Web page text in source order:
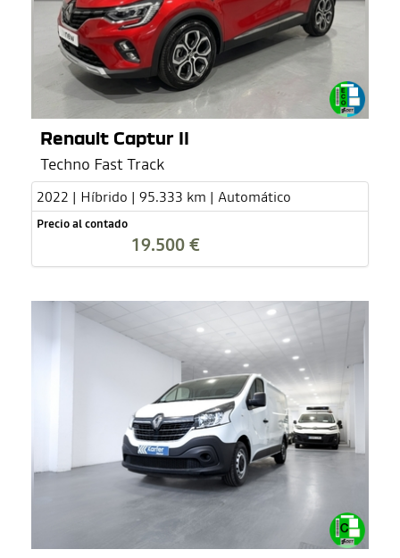
Renault Captur II
Techno Fast Track
2022 | Híbrido | 95.333 km | Automático
Precio al contado
19.500 €